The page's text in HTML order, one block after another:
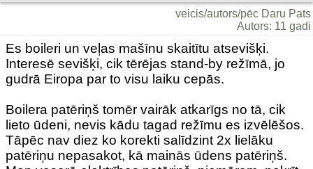
veicis/autors/pēc Daru Pats
Autors: 11 gadi
Es boileri un veļas mašīnu skaitītu atsevišķi.
Interesē sevišķi, cik tērējas stand-by režīmā, jo
gudrā Eiropa par to visu laiku cepās.
Boilera patēriņš tomēr vairāk atkarīgs no tā, cik
lieto ūdeni, nevis kādu tagad režīmu es izvēlēšos.
Tāpēc nav diez ko korekti salīdzint 2x lielāku
patēriņu nepasakot, kā mainās ūdens patēriņš.